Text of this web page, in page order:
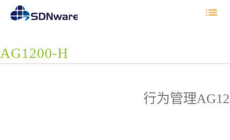
AG1200-H
行为管理